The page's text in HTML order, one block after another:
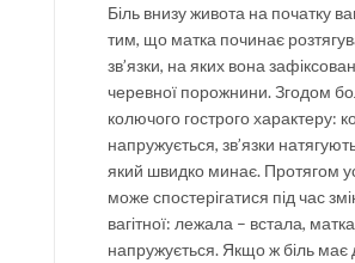
Біль внизу живота на початку
тим, що матка починає
зв’язки, на яких вона
черевної порожнини. Згодом
колючого гострого характеру:
напружується, зв’язки
який швидко минає. Протягом
може спостерігатися під час
вагітної: лежала – встала,
напружується. Якщо ж біль має